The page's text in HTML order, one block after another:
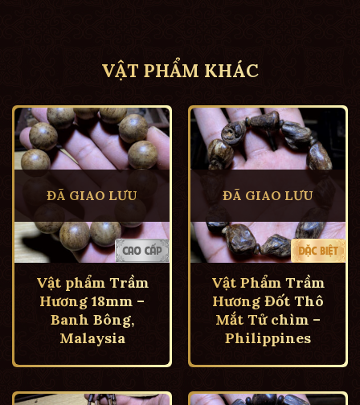
VẬT PHẨM KHÁC
ĐÃ GIAO LƯU
Vật phẩm Trầm
Hương 18mm –
Banh Bông,
Malaysia
ĐÃ GIAO LƯU
Vật Phẩm Trầm
Hương Đốt Thô
Mắt Tử chìm –
Philippines